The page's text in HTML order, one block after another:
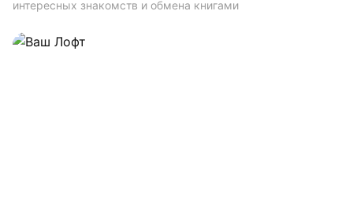
интересных знакомств и обмена книгами